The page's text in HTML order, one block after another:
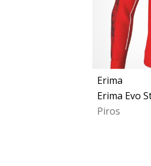
Erima
Piros